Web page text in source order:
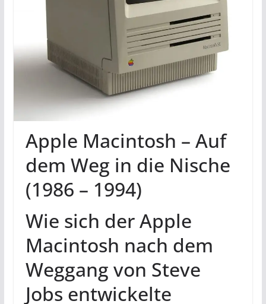
Apple Macintosh – Auf
dem Weg in die Nische
(1986 – 1994)
Wie sich der Apple
Macintosh nach dem
Weggang von Steve
Jobs entwickelte